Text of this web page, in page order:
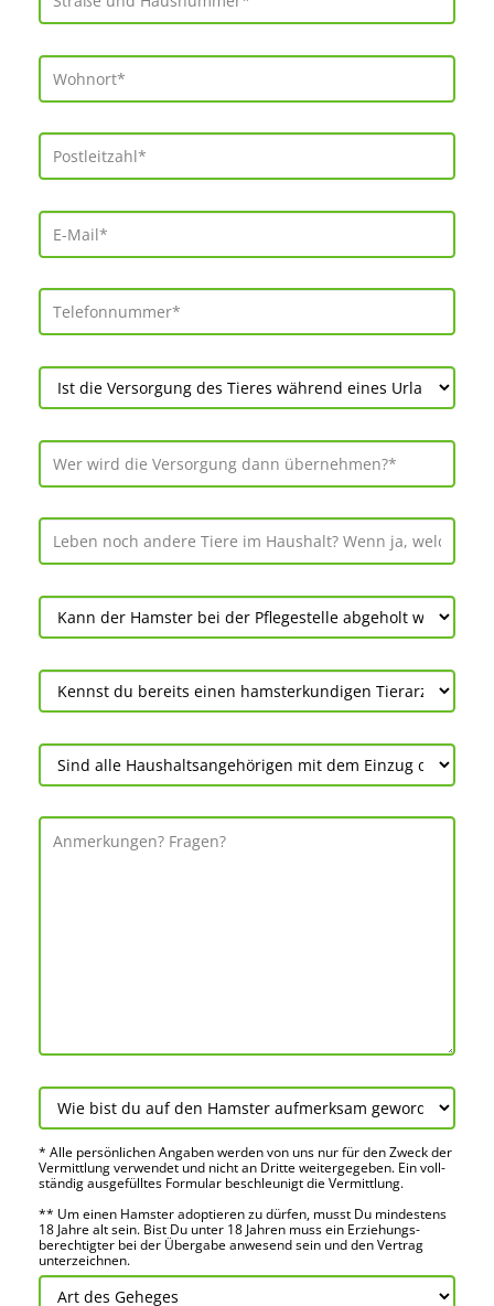
* Alle persön­lichen Angaben werden von uns nur für den Zweck der
Vermitt­lung verwendet und nicht an Dritte weiter­gegeben. Ein voll­
ständig ausge­fülltes Formular beschleu­nigt die Vermitt­lung.
** Um einen Hamster adoptieren zu dürfen, musst Du mindes­tens
18 Jahre alt sein. Bist Du unter 18 Jahren muss ein Erziehungs­
berechtigter bei der Über­gabe anwes­end sein und den Vertrag
unter­zeichnen.